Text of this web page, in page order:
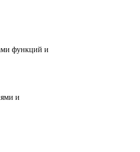
функций и
и